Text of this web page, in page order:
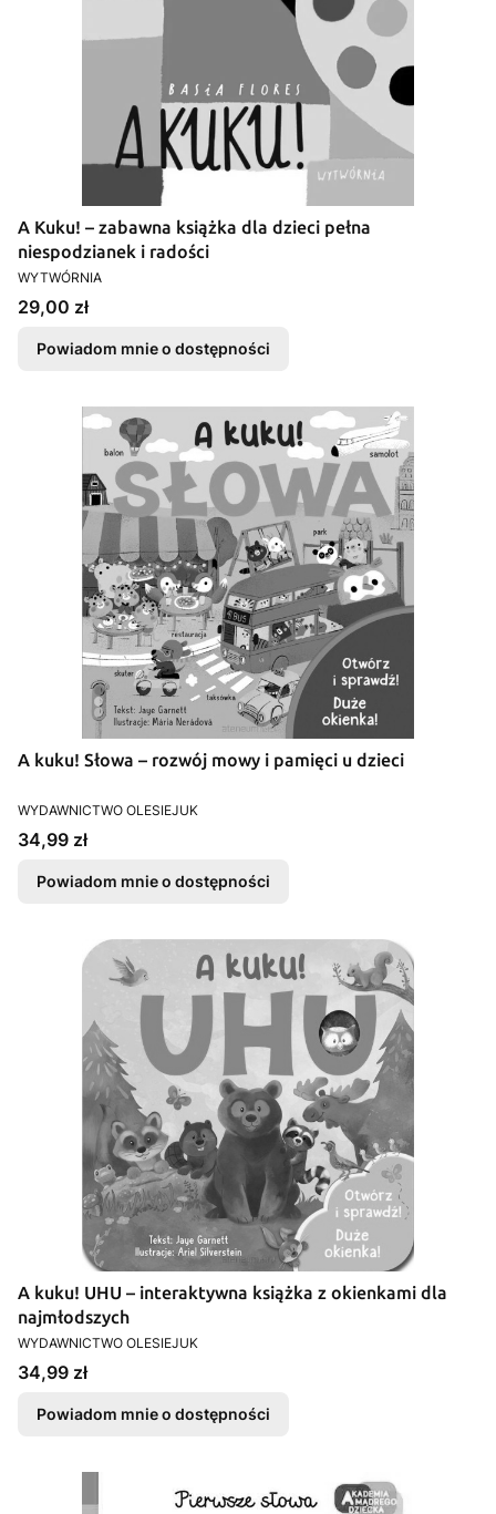
A Kuku! – zabawna książka dla dzieci pełna
niespodzianek i radości
PRODUCENT
WYTWÓRNIA
Cena
29,00 zł
Powiadom mnie o dostępności
A kuku! Słowa – rozwój mowy i pamięci u dzieci
PRODUCENT
WYDAWNICTWO OLESIEJUK
Cena
34,99 zł
Powiadom mnie o dostępności
A kuku! UHU – interaktywna książka z okienkami dla
najmłodszych
PRODUCENT
WYDAWNICTWO OLESIEJUK
Cena
34,99 zł
Powiadom mnie o dostępności